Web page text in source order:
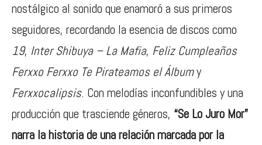
nostálgico al sonido que enamoró a sus primeros
seguidores, recordando la esencia de discos como
19, Inter Shibuya – La Mafia, Feliz Cumpleaños
Ferxxo Ferxxo Te Pirateamos el Álbumy
Ferxxocalipsis. Con melodías inconfundibles y una
producción que trasciende géneros, “Se Lo Juro Mor”
narra la historia de una relación marcada por la